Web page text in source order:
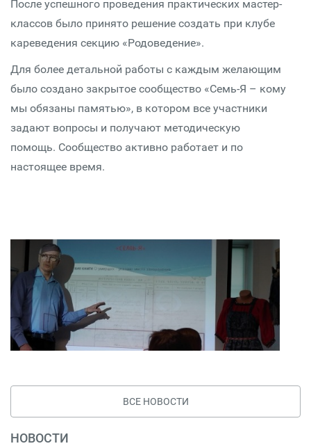
После успешного проведения практических мастер-
классов было принято решение создать при клубе
кареведения секцию «Родоведение».
Для более детальной работы с каждым желающим
было создано закрытое сообщество «Семь-Я – кому
мы обязаны памятью», в котором все участники
задают вопросы и получают методическую
помощь. Сообщество активно работает и по
настоящее время.
ВСЕ НОВОСТИ
НОВОСТИ